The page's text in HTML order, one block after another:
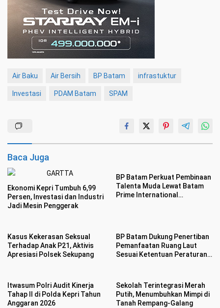
Air Baku Air Bersih BP Batam infrastuktur
Investasi PDAM Batam SPAM
Baca Juga
Ekonomi Kepri Tumbuh 6,99
Persen, Investasi dan Industri
Jadi Mesin Penggerak
BP Batam Perkuat Pembinaan
Talenta Muda Lewat Batam
Prime International
Kasus Kekerasan Seksual
Terhadap Anak P21, Aktivis
Apresiasi Polsek Sekupang
BP Batam Dukung Penertiban
Pemanfaatan Ruang Laut
Sesuai Ketentuan Peraturan
Itwasum Polri Audit Kinerja
Tahap II di Polda Kepri Tahun
Anggaran 2026
Sekolah Terintegrasi Merah
Putih, Menumbuhkan Mimpi di
Tanah Rempang-Galang